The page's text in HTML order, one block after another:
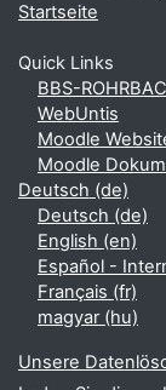
Startseite
Quick Links
BBS-
WebUntis
Moodle
Moodle
Deutsch ‎(de)‎
Deutsch ‎(de)‎
English ‎(en)‎
Español -
Français ‎(fr)‎
magyar ‎(hu)‎
Unsere